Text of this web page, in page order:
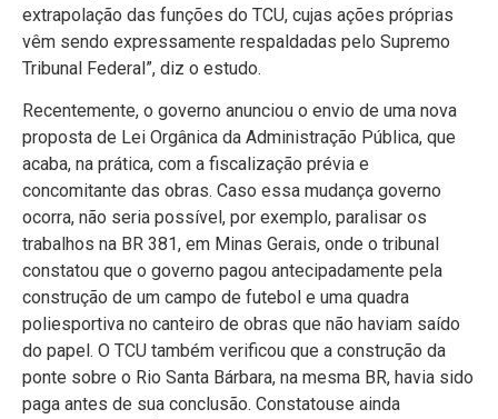
extrapolação das funções do TCU, cujas ações próprias
vêm sendo expressamente respaldadas pelo Supremo
Tribunal Federal”, diz o estudo.
Recentemente, o governo anunciou o envio de uma nova
proposta de Lei Orgânica da Administração Pública, que
acaba, na prática, com a fiscalização prévia e
concomitante das obras. Caso essa mudança governo
ocorra, não seria possível, por exemplo, paralisar os
trabalhos na BR 381, em Minas Gerais, onde o tribunal
constatou que o governo pagou antecipadamente pela
construção de um campo de futebol e uma quadra
poliesportiva no canteiro de obras que não haviam saído
do papel. O TCU também verificou que a construção da
ponte sobre o Rio Santa Bárbara, na mesma BR, havia sido
paga antes de sua conclusão. Constatouse ainda